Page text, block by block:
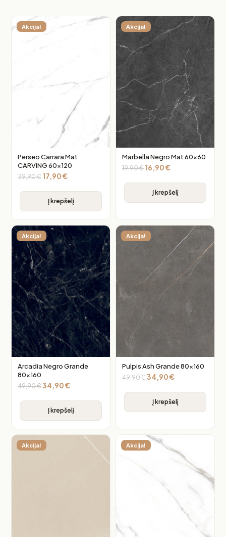
Akcija!
Perseo Carrara Mat
CARVING 60×120
39,90€ 17,90€
Į krepšelį
Akcija!
Marbella Negro Mat 60×60
19,90€ 16,90€
Į krepšelį
Akcija!
Arcadia Negro Grande
80×160
49,90€34,90€
Į krepšelį
Akcija!
Pulpis Ash Grande 80×160
49,90€34,90€
Į krepšelį
Akcija! Akcija!